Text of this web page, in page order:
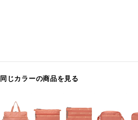
同じカラーの商品を見る